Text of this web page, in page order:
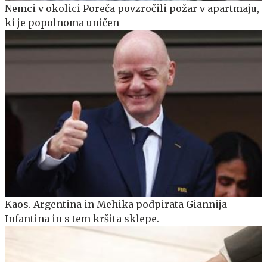
Nemci v okolici Poreča povzročili požar v apartmaju,
ki je popolnoma uničen
Kaos. Argentina in Mehika podpirata Giannija
Infantina in s tem kršita sklepe.